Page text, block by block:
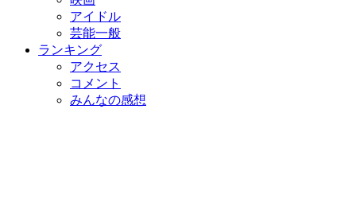
アイドル
芸能一般
ランキング
アクセス
コメント
みんなの感想